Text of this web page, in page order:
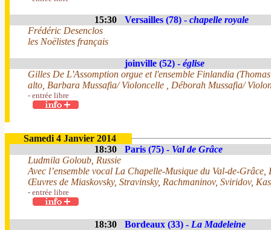
15:30 Versailles (78) - chapelle royale
Frédéric Desenclos
les Noëlistes français
joinville (52) - église
Gilles De L'Assomption orgue et l'ensemble Finlandia
alto, Barbara Mussafia/ Violoncelle , Déborah Mussafia/
- entrée libre
Samedi 4 Janvier 2014
18:30
Paris (75) - Val de Grâce
Ludmila Goloub, Russie
Avec l’ensemble vocal La Chapelle-Musique du Val-de-Grâce,
Œuvres de Miaskovsky, Stravinsky, Rachmaninov, Sviridov,
- entrée libre
18:30 Bordeaux (33) - La Madeleine